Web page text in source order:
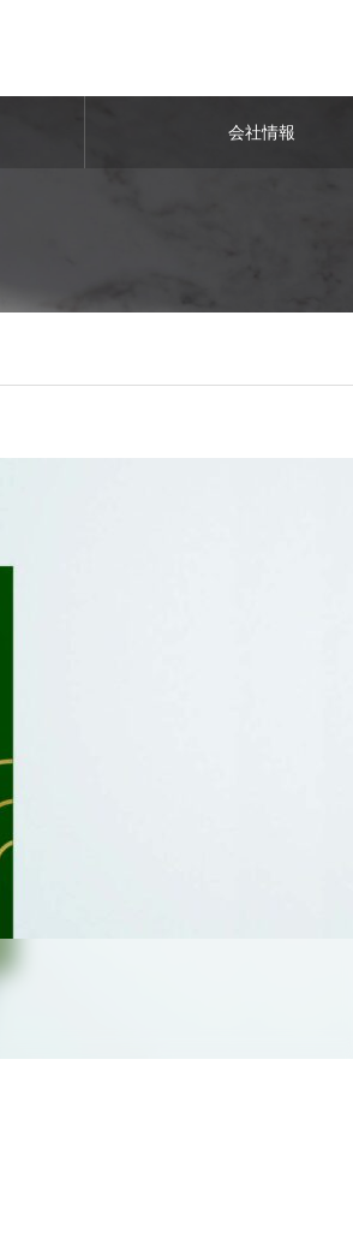
会社情報